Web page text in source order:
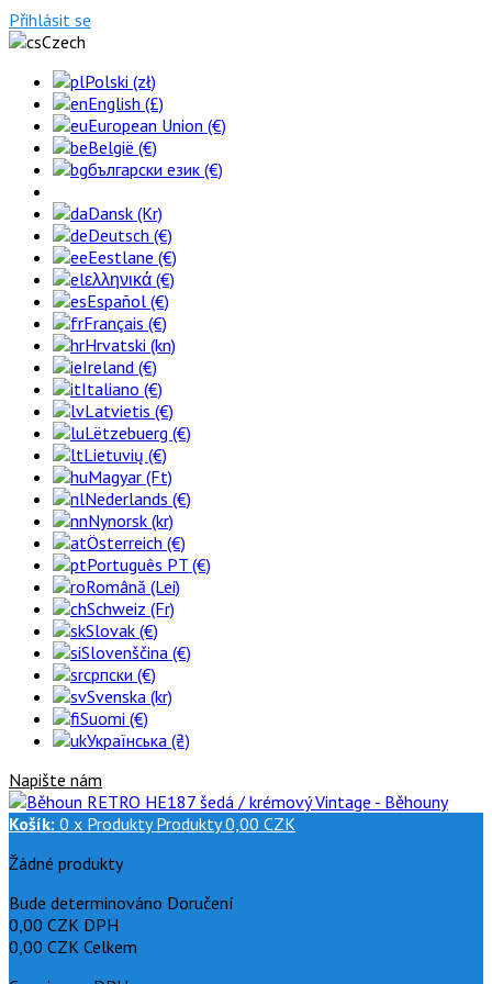
Přihlásit se
Czech
Polski (zł)
English (£)
European Union (€)
België (€)
български език (€)
Dansk (Kr)
Deutsch (€)
Eestlane (€)
ελληνικά (€)
Español (€)
Français (€)
Hrvatski (kn)
Ireland (€)
Italiano (€)
Latvietis (€)
Lëtzebuerg (€)
Lietuvių (€)
Magyar (Ft)
Nederlands (€)
Nynorsk (kr)
Österreich (€)
Português PT (€)
Română (Lei)
Schweiz (Fr)
Slovak (€)
Slovenščina (€)
српски (€)
Svenska (kr)
Suomi (€)
Українська (₴)
Napište nám
Košík: 0 x Produkty Produkty 0,00 CZK
Žádné produkty
Bude determinováno Doručení
0,00 CZK DPH
0,00 CZK Celkem